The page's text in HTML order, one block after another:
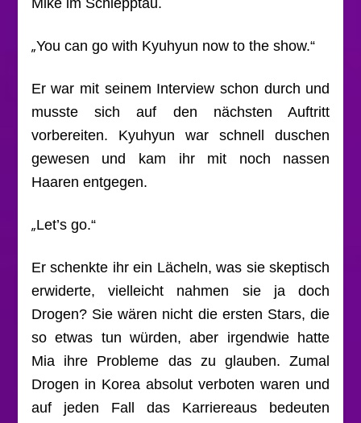
„You can go with Kyuhyun now to the show.“
Er war mit seinem Interview schon durch und
musste sich auf den nächsten Auftritt
vorbereiten. Kyuhyun war schnell duschen
gewesen und kam ihr mit noch nassen
Haaren entgegen.
„Let’s go.“
Er schenkte ihr ein Lächeln, was sie skeptisch
erwiderte, vielleicht nahmen sie ja doch
Drogen? Sie wären nicht die ersten Stars, die
so etwas tun würden, aber irgendwie hatte
Mia ihre Probleme das zu glauben. Zumal
Drogen in Korea absolut verboten waren und
auf jeden Fall das Karriereaus bedeuten